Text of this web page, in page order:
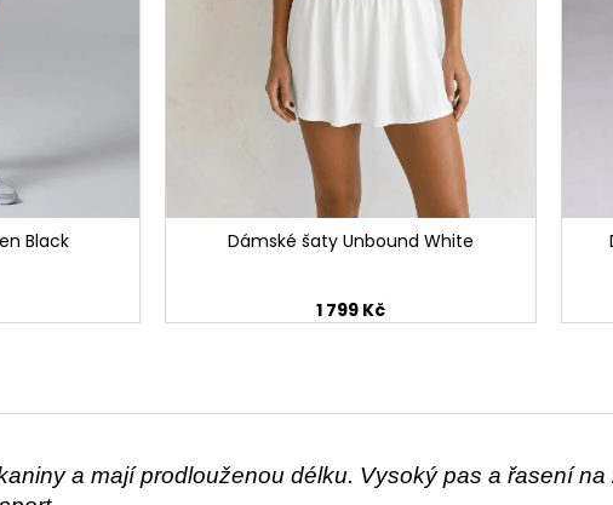
Black Dámské šaty Unbound White
1 799 Kč
a mají prodlouženou délku. Vysoký pas a řasení